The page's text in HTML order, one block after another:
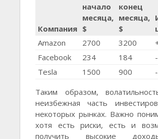
Компания
начало
месяца,
$
конец
месяца,
$
Amazon
2700 3200
Facebook
234 184
Tesla
1500 900
Таким образом,
неизбежная часть
некоторых рынках. Важно
хотя есть риски, есть и
получить высокие